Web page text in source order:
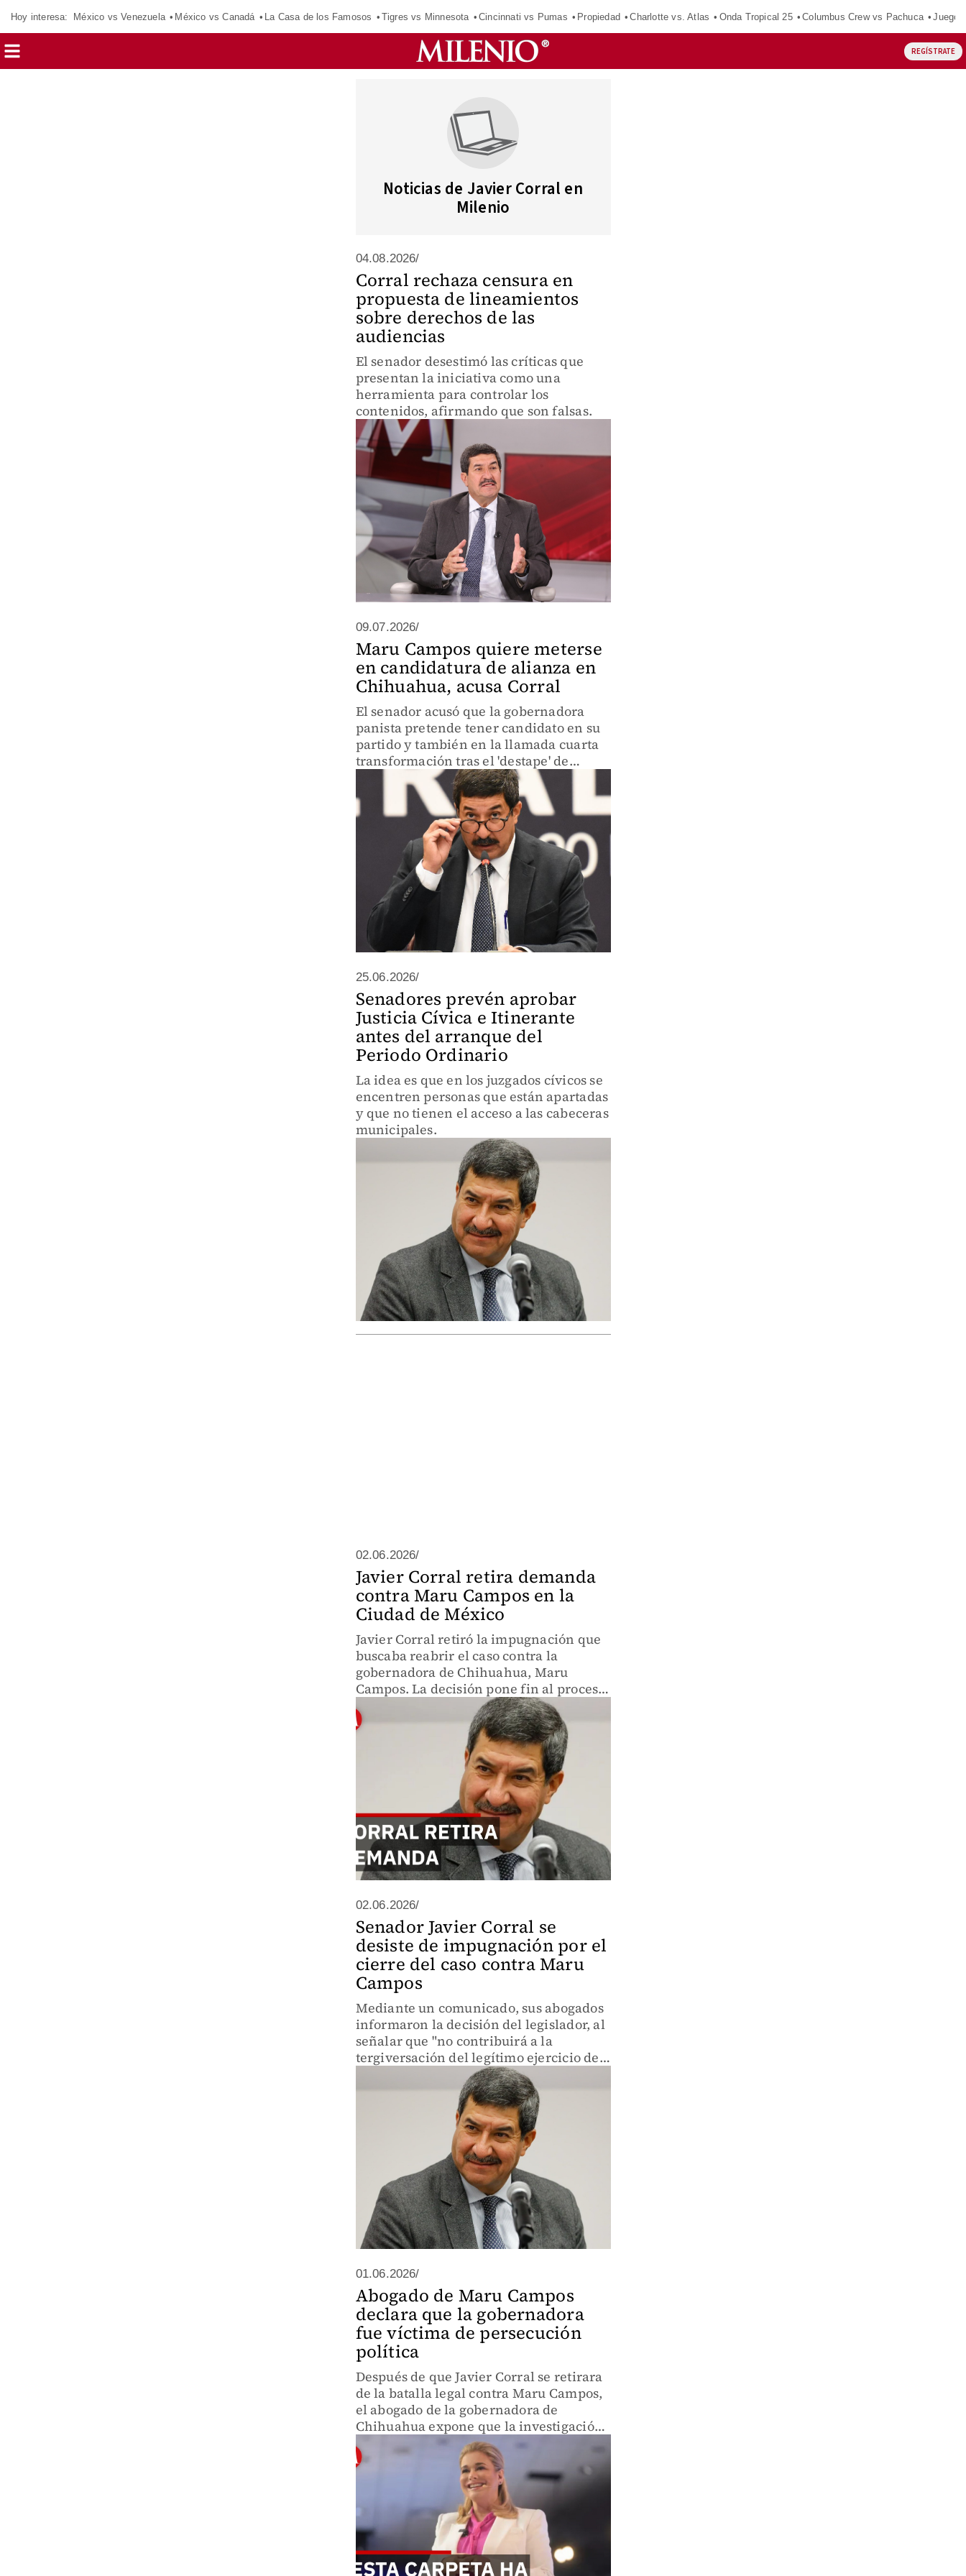
Hoy interesa: México vs Venezuela México vs Canadá La Casa de los Famosos Tigres vs Minnesota Cincinnati vs Pumas Propiedad Charlotte vs. Atlas Onda Tropical 25 Columbus Crew vs Pachuca
REGÍSTRATE
Noticias de Javier Corral en
Milenio
04.08.2026/
Corral rechaza censura en
propuesta de lineamientos
sobre derechos de las
audiencias
El senador desestimó las críticas que
presentan la iniciativa como una
herramienta para controlar los
contenidos, afirmando que son falsas.
09.07.2026/
Maru Campos quiere meterse
en candidatura de alianza en
Chihuahua, acusa Corral
El senador acusó que la gobernadora
panista pretende tener candidato en su
partido y también en la llamada cuarta
transformación tras el 'destape' de
Arturo Escobar.
25.06.2026/
Senadores prevén aprobar
Justicia Cívica e Itinerante
antes del arranque del
Periodo Ordinario
La idea es que en los juzgados cívicos se
encentren personas que están apartadas
y que no tienen el acceso a las cabeceras
municipales.
02.06.2026/
Javier Corral retira demanda
contra Maru Campos en la
Ciudad de México
Javier Corral retiró la impugnación que
buscaba reabrir el caso contra la
gobernadora de Chihuahua, Maru
Campos. La decisión pone fin al proceso
en la justicia capitalina, mientras otras
investigaciones continúan en el ámbito
02.06.2026/
Senador Javier Corral se
desiste de impugnación por el
cierre del caso contra Maru
Campos
Mediante un comunicado, sus abogados
informaron la decisión del legislador, al
señalar que "no contribuirá a la
tergiversación del legítimo ejercicio de
01.06.2026/
Abogado de Maru Campos
declara que la gobernadora
fue víctima de persecución
política
Después de que Javier Corral se retirara
de la batalla legal contra Maru Campos,
el abogado de la gobernadora de
Chihuahua expone que la investigación
en la FGR seguirá en pie a pesar de la
desistimación del caso.